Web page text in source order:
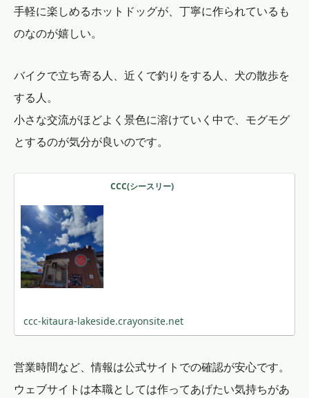
手軽に楽しめるホットドッグが、丁寧に作られているも
のなのが嬉しい。
バイクで立ち寄る人、近くで釣りをする人、犬の散歩を
する人。
小さな交流がほどよく景色に溶けていく中で、モグモグ
とするのが気分が良いのです。
CCC(シースリー)
ccc-kitaura-lakeside.crayonsite.net
営業時間など、情報は公式サイトでの確認が安心です。
ウェブサイトは本職としては作ってあげたい気持ちがあ